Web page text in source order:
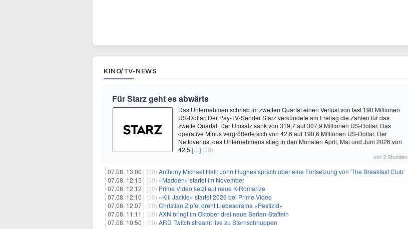
KINO/TV-NEWS
Für Starz geht es abwärts
Das Unternehmen schrieb im zweiten Quartal einen Verlust von fast 190 Millionen
US-Dollar. Der Pay-TV-Sender Starz verkündete am Freitag die Zahlen für das
zweite Quartal. Der Umsatz sank von 319,7 auf 307,9 Millionen US-Dollar. Das
operative Minus vergrößerte sich von 42,6 auf 190,6 Millionen US-Dollar. Der
Nettoverlust des Unternehmens stieg in den Monaten April, Mai und Juni 2026 von
42,5 […] (00)
vor 3 Stunden
07.08. 13:00 | (00) Anthony Michael Hall: John Hughes sprach über eine Fortsetzung von 'The Breakfast Club'
07.08. 12:15 | (00) «Madden» startet im November
07.08. 12:12 | (00) Prime Video setzt auf neue K-Romanze
07.08. 12:10 | (00) «Kill Jackie» startet 2026 bei Prime Video
07.08. 12:07 | (00) Christian Zipfel dreht Liebesdrama «Pestizid»
07.08. 11:11 | (00) AXN bringt im Oktober drei neue Serien-Staffeln
07.08. 10:50 | (00) ARD Twitch streamt live zu Sternschnuppen